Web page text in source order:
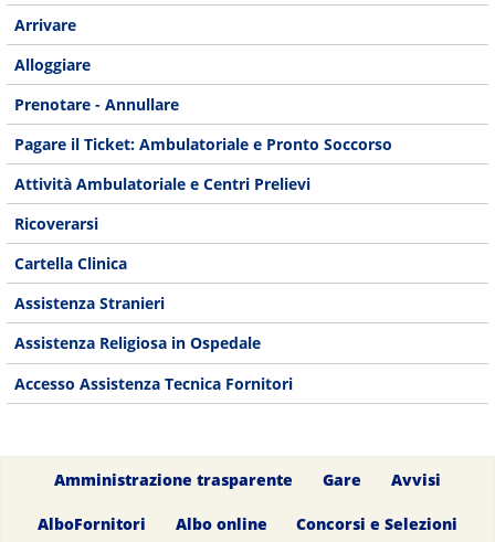
Arrivare
Alloggiare
Prenotare - Annullare
Pagare il Ticket: Ambulatoriale e Pronto Soccorso
Attività Ambulatoriale e Centri Prelievi
Ricoverarsi
Cartella Clinica
Assistenza Stranieri
Assistenza Religiosa in Ospedale
Accesso Assistenza Tecnica Fornitori
Amministrazione trasparente Gare Avvisi
AlboFornitori Albo online Concorsi e Selezioni